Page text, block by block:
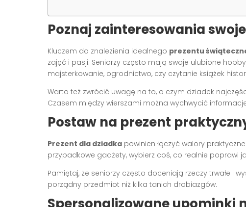
Poznaj zainteresowania
Kluczem do znalezienia idealnego prezentu
zajęć i pasji. Seniorzy często mają swoje ulubione
majsterkowanie, ogrodnictwo, czy czytanie książek
Warto też zwrócić uwagę na to, o czym dziadek
Czasem między wierszami można wychwycić
Postaw na prezent
Prezent dla dziadka powinien łączyć walory
przypadkowe gadżety, wybierz coś, co realnie poprawi
Pamiętaj, że seniorzy często doceniają rzeczy trwałe i
porządny przedmiot niż kilka tanich drobiazgów.